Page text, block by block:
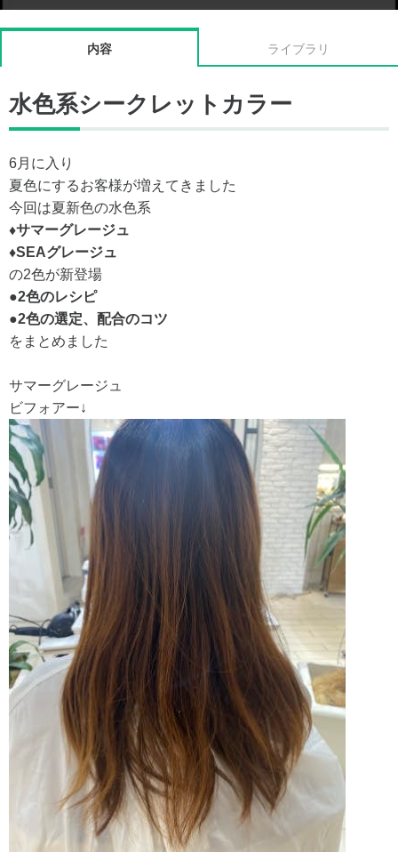
内容 ライブラリ
水色系シークレットカラー
6月に入り
夏色にするお客様が増えてきました
今回は夏新色の水色系
♦︎サマーグレージュ
♦︎SEAグレージュ
の2色が新登場
●2色のレシピ
●2色の選定、配合のコツ
をまとめました
サマーグレージュ
ビフォアー↓